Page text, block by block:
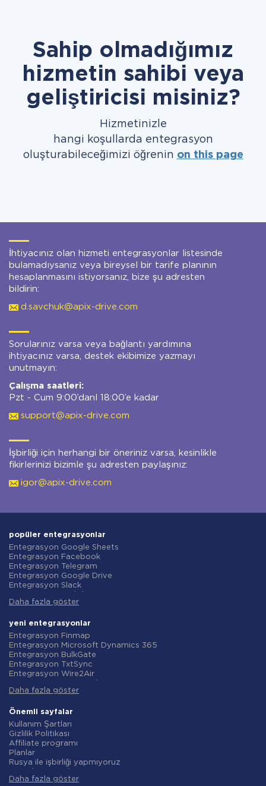
Sahip olmadığımız
hizmetin sahibi veya
geliştiricisi misiniz?
Hizmetinizle
hangi koşullarda entegrasyon
oluşturabileceğimizi öğrenin on this page
İhtiyacınız olan hizmeti entegrasyonlar listesinde
bulamadıysanız veya bireysel bir tarife planının
hesaplanmasını istiyorsanız, bize şu adresten
bildirin:
d.savchuk@apix-drive.com
Sorularınız varsa veya bağlantı yardımına
ihtiyacınız varsa, destek ekibimize yazmayı
unutmayın:
Çalışma saatleri:
Pzt - Cum 9:00’danl 18:00’e kadar
support@apix-drive.com
İşbirliği için herhangi bir öneriniz varsa, kesinlikle
fikirlerinizi bizimle şu adresten paylaşınız:
igor@apix-drive.com
popüler entegrasyonlar
Entegrasyon Google Sheets
Entegrasyon Facebook
Entegrasyon Telegram
Entegrasyon Google Drive
Entegrasyon Slack
Entegrasyon Gmail
Entegrasyon ClickUp
Entegrasyon Airtable
Entegrasyon Google Contacts
Entegrasyon OpenAI (ChatGPT)
Entegrasyon Instagram
Entegrasyon ActiveCampaign
Entegrasyon Typeform
Entegrasyon Salesforce CRM
Entegrasyon Notion
Entegrasyon AWeber
Entegrasyon Asana
Entegrasyon ZOHO CRM
Entegrasyon Webhooks
Entegrasyon GetResponse
Entegrasyon WooCommerce
Daha fazla göster
yeni entegrasyonlar
Entegrasyon Finmap
Entegrasyon Microsoft Dynamics 365
Entegrasyon BulkGate
Entegrasyon TxtSync
Entegrasyon Wire2Air
Entegrasyon Infobip
Entegrasyon AtomPark
Entegrasyon TXTImpact
Entegrasyon Campaign Monitor
Entegrasyon CM.com
Entegrasyon D7 Networks
Entegrasyon SMS.to
Entegrasyon SMSGlobal
Entegrasyon Textlocal
Daha fazla göster
Önemli sayfalar
Kullanım Şartları
Gizlilik Politikası
Affiliate programı
Planlar
Rusya ile işbirliği yapmıyoruz
iade politikasi
Daha fazla göster